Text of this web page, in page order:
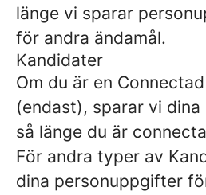
länge vi sparar
för andra ändamål.
Kandidater
Om du är en
(endast), sparar vi
så länge du är
För andra typer av
dina personuppgifter